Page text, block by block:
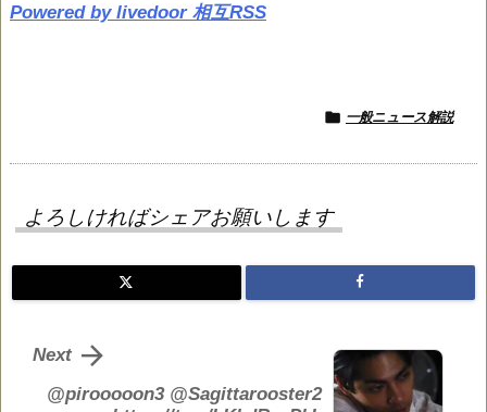
Powered by livedoor 相互RSS
 一般ニュース解説
よろしければシェアお願いします
@pirooooon3 @Sagittarooster2

Next